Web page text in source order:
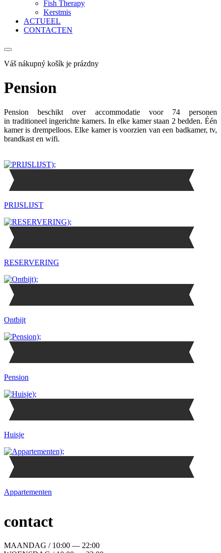
Fish Therapy
Kerstmis
ACTUEEL
CONTACTEN
Váš nákupný košík je prázdny
Pension
Pension beschikt over accommodatie voor 74 personen
in traditioneel ingerichte kamers. In elke kamer staan 2 bedden. Één
kamer is drempelloos. Elke kamer is voorzien van een badkamer, tv,
brandkast en wifi.
PRIJSLIJST
RESERVERING
Ontbijt
Pension
Huisje
Appartementen
contact
MAANDAG / 10:00 — 22:00